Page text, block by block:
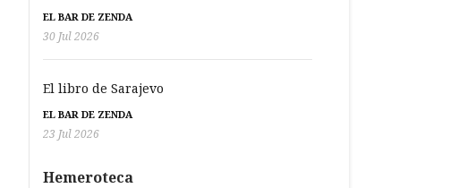
EL BAR DE ZENDA
30 Jul 2026
El libro de Sarajevo
EL BAR DE ZENDA
23 Jul 2026
Hemeroteca